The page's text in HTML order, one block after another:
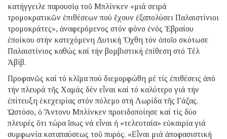
κατήγγειλε παρουσίᾳ τοῦ Μπλίνκεν «μιά σειρά
τρομοκρατικῶν ἐπιθέσεων πού ἔχουν ἐξαπολύσει Παλαιστίνιοι
τρομοκράτες», ἀναφερόμενος στόν φόνο ἑνός Ἑβραίου
ἐποίκου στήν κατεχόμενη Δυτική Ὄχθη τόν ὁποῖο σκότωσε
Παλαιστίνιος καθώς καί τήν βομβιστική ἐπίθεση στό Τέλ
Ἀβίβ.
Προφανῶς καί τό κλῖμα πού διεμορφώθη μέ τίς ἐπιθέσεις ἀπό
τήν πλευρά τῆς Χαμάς δέν εἶναι καί τό καλύτερο γιά τήν
ἐπίτευξη ἐκεχειρίας στόν πόλεμο στή Λωρίδα τῆς Γάζας.
Ὡστόσο, ὁ Ἄντονυ Μπλίνκεν προειδοποίησε καί τίς δύο
πλευρές ὅτι τώρα ἴσως νά εἶναι ἡ «τελευταία» εὐκαιρία γιά
συμφωνία καταπαύσεως τοῦ πυρός. «Εἶναι μιά ἀποφασιστική